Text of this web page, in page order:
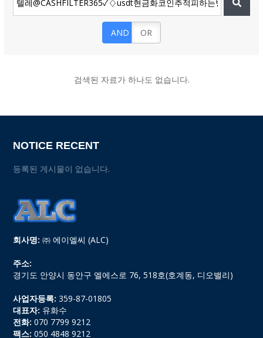
AND OR
검색된 자료가 하나도 없습니다.
회사명: ㈜ 에이엘씨 (ALC)
주소:
경기도 안양시 동안구 엘에스로 76, 518호(호계동, 디오밸리)
사업자등록: 359-87-01805
대표자: 유화수
전화: 070 7799 9212
팩스: 050 4848 9212
NOTICE RECENT
등록된 게시물이 없습니다.